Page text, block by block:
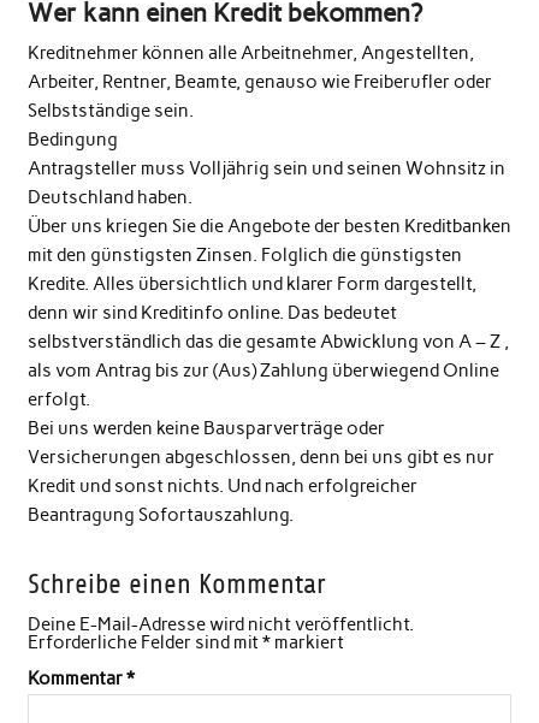
Wer kann einen Kredit bekommen?
Kreditnehmer können alle Arbeitnehmer, Angestellten,
Arbeiter, Rentner, Beamte, genauso wie Freiberufler oder
Selbstständige sein.
Bedingung
Antragsteller muss Volljährig sein und seinen Wohnsitz in
Deutschland haben.
Über uns kriegen Sie die Angebote der besten Kreditbanken
mit den günstigsten Zinsen. Folglich die günstigsten
Kredite. Alles übersichtlich und klarer Form dargestellt,
denn wir sind Kreditinfo online. Das bedeutet
selbstverständlich das die gesamte Abwicklung von A – Z ,
als vom Antrag bis zur (Aus) Zahlung überwiegend Online
erfolgt.
Bei uns werden keine Bausparverträge oder
Versicherungen abgeschlossen, denn bei uns gibt es nur
Kredit und sonst nichts. Und nach erfolgreicher
Beantragung Sofortauszahlung.
Schreibe einen Kommentar
Deine E-Mail-Adresse wird nicht veröffentlicht.
Erforderliche Felder sind mit*markiert
Kommentar*